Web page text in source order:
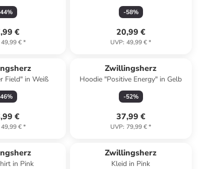
44%
€
49,99 €*
-58%
20,99 €
UVP: 49,99 €*
Field" in Weiß
46%
€
49,99 €*
Zwillingsherz
Hoodie "Positive Energy" in Gelb
-52%
37,99 €
UVP: 79,99 €*
in Pink
Zwillingsherz
Kleid in Pink